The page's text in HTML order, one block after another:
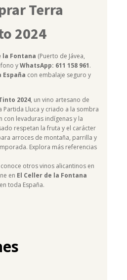
Terra
2024
la Fontana (Puerto de Jávea,
yWhatsApp: 611 158 961.
España con embalaje seguro y
2024, un vino artesano de
Partida Lluca y criado a la sombra
con levaduras indígenas y la
respetan la fruta y el carácter
arroces de montaña, parrilla y
Explora más referencias
otros vinos alicantinos en
en El Celler de la Fontana
toda España.